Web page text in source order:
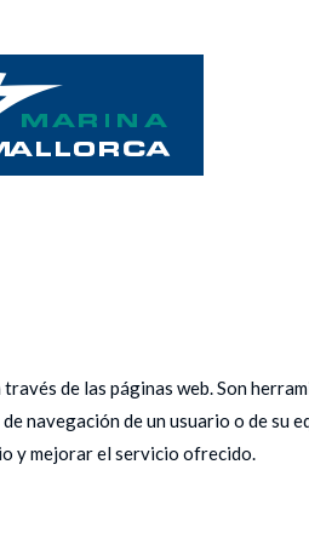
de las páginas web. Son
navegación de un usuario o de su
y mejorar el servicio ofrecido.